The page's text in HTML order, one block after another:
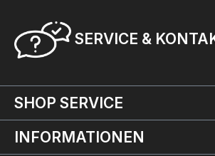
SERVICE &
SHOP SERVICE
INFORMATIONEN